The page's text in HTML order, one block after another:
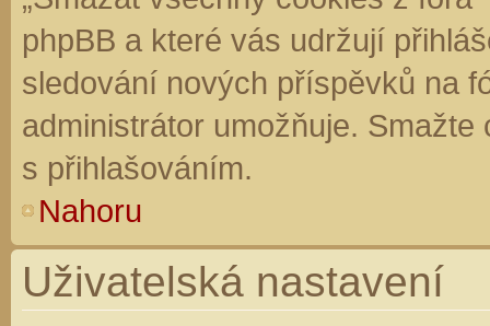
phpBB a které vás udržují
sledování nových příspěvků na
administrátor umožňuje.
s přihlašováním.
Nahoru
Uživatelská nastavení